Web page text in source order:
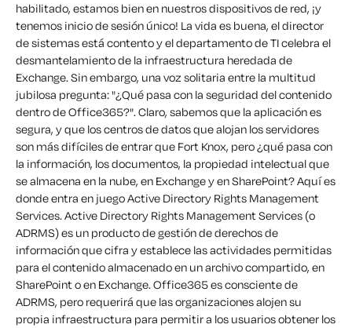
habilitado, estamos bien en nuestros dispositivos de red, ¡y
tenemos inicio de sesión único! La vida es buena, el director
de sistemas está contento y el departamento de TI celebra el
desmantelamiento de la infraestructura heredada de
Exchange. Sin embargo, una voz solitaria entre la multitud
jubilosa pregunta: "¿Qué pasa con la seguridad del contenido
dentro de Office365?". Claro, sabemos que la aplicación es
segura, y que los centros de datos que alojan los servidores
son más difíciles de entrar que Fort Knox, pero ¿qué pasa con
la información, los documentos, la propiedad intelectual que
se almacena en la nube, en Exchange y en SharePoint? Aquí es
donde entra en juego Active Directory Rights Management
Services. Active Directory Rights Management Services (o
ADRMS) es un producto de gestión de derechos de
información que cifra y establece las actividades permitidas
para el contenido almacenado en un archivo compartido, en
SharePoint o en Exchange. Office365 es consciente de
ADRMS, pero requerirá que las organizaciones alojen su
propia infraestructura para permitir a los usuarios obtener los